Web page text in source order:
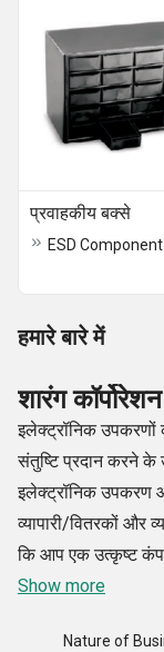
प्रवाहकीय बक्से
हमारे बारे में
शारंग
इलेक्ट्रॉनिक उपकरणों
संतुष्टि प्रदान करने के
इलेक्ट्रॉनिक उपकरण
व्यापारी/वितरकों और
कि आप एक उत्कृष्ट
उच्च व्यावसायिकता के
Show more
Nature of